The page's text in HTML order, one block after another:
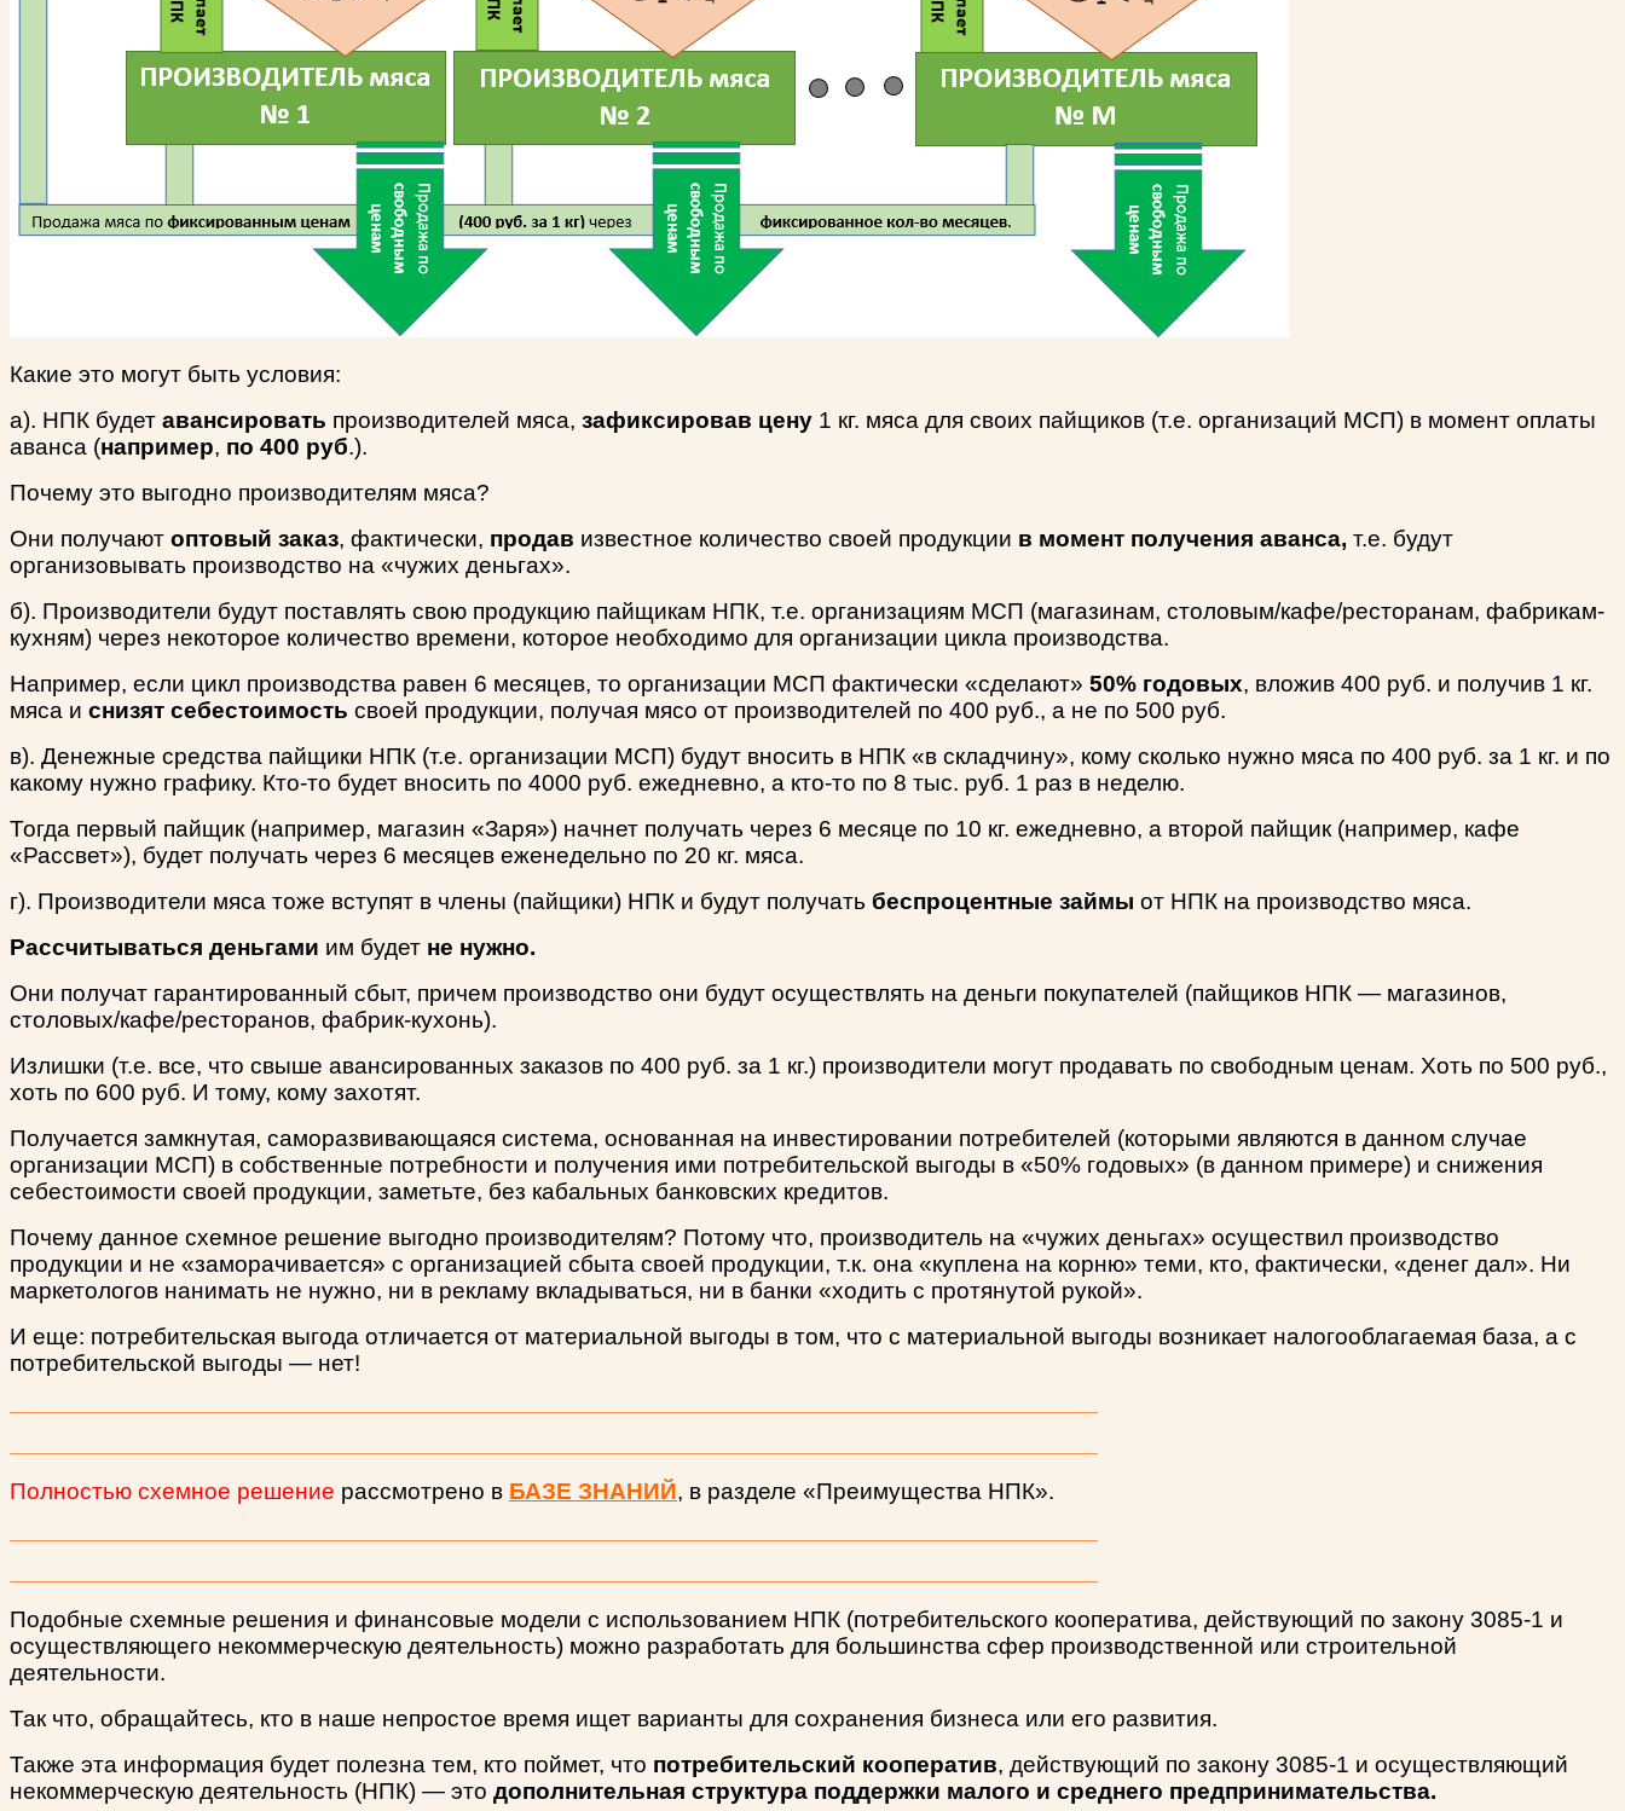
Какие это могут быть условия:
а). НПК будет авансировать производителей мяса, зафиксировав цену 1 кг. мяса для своих пайщиков (т.е. организаций МСП) в момент оплаты
аванса (например, по 400 руб.).
Почему это выгодно производителям мяса?
Они получают оптовый заказ, фактически, продав известное количество своей продукции в момент получения аванса, т.е. будут
организовывать производство на «чужих деньгах».
б). Производители будут поставлять свою продукцию пайщикам НПК, т.е. организациям МСП (магазинам, столовым/кафе/ресторанам, фабрикам-
кухням) через некоторое количество времени, которое необходимо для организации цикла производства.
Например, если цикл производства равен 6 месяцев, то организации МСП фактически «сделают» 50% годовых, вложив 400 руб. и получив 1 кг.
мяса и снизят себестоимость своей продукции, получая мясо от производителей по 400 руб., а не по 500 руб.
в). Денежные средства пайщики НПК (т.е. организации МСП) будут вносить в НПК «в складчину», кому сколько нужно мяса по 400 руб. за 1 кг. и по
какому нужно графику. Кто-то будет вносить по 4000 руб. ежедневно, а кто-то по 8 тыс. руб. 1 раз в неделю.
Тогда первый пайщик (например, магазин «Заря») начнет получать через 6 месяце по 10 кг. ежедневно, а второй пайщик (например, кафе
«Рассвет»), будет получать через 6 месяцев еженедельно по 20 кг. мяса.
г). Производители мяса тоже вступят в члены (пайщики) НПК и будут получать беспроцентные займы от НПК на производство мяса.
Рассчитываться деньгами им будет не нужно.
Они получат гарантированный сбыт, причем производство они будут осуществлять на деньги покупателей (пайщиков НПК — магазинов,
столовых/кафе/ресторанов, фабрик-кухонь).
Излишки (т.е. все, что свыше авансированных заказов по 400 руб. за 1 кг.) производители могут продавать по свободным ценам. Хоть по 500 руб.,
хоть по 600 руб. И тому, кому захотят.
Получается замкнутая, саморазвивающаяся система, основанная на инвестировании потребителей (которыми являются в данном случае
организации МСП) в собственные потребности и получения ими потребительской выгоды в «50% годовых» (в данном примере) и снижения
себестоимости своей продукции, заметьте, без кабальных банковских кредитов.
Почему данное схемное решение выгодно производителям? Потому что, производитель на «чужих деньгах» осуществил производство
продукции и не «заморачивается» с организацией сбыта своей продукции, т.к. она «куплена на корню» теми, кто, фактически, «денег дал». Ни
маркетологов нанимать не нужно, ни в рекламу вкладываться, ни в банки «ходить с протянутой рукой».
И еще: потребительская выгода отличается от материальной выгоды в том, что с материальной выгоды возникает налогооблагаемая база, а с
потребительской выгоды — нет!
Полностью схемное решение рассмотрено в БАЗЕ ЗНАНИЙ, в разделе «Преимущества НПК».
Подобные схемные решения и финансовые модели с использованием НПК (потребительского кооператива, действующий по закону 3085-1 и
осуществляющего некоммерческую деятельность) можно разработать для большинства сфер производственной или строительной
деятельности.
Так что, обращайтесь, кто в наше непростое время ищет варианты для сохранения бизнеса или его развития.
Также эта информация будет полезна тем, кто поймет, что потребительский кооператив, действующий по закону 3085-1 и осуществляющий
некоммерческую деятельность (НПК) — это дополнительная структура поддержки малого и среднего предпринимательства.